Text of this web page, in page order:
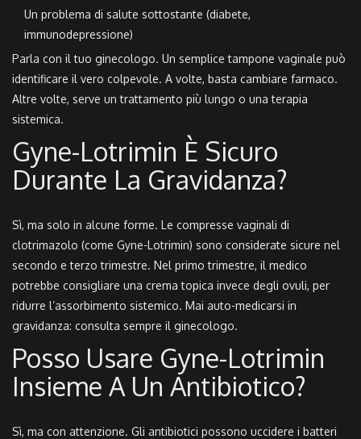
Un problema di salute sottostante (diabete,
immunodepressione)
Parla con il tuo ginecologo. Un semplice tampone vaginale può
identificare il vero colpevole. A volte, basta cambiare farmaco.
Altre volte, serve un trattamento più lungo o una terapia
sistemica.
Gyne-Lotrimin È Sicuro
Durante La Gravidanza?
Sì, ma solo in alcune forme. Le compresse vaginali di
clotrimazolo (come Gyne-Lotrimin) sono considerate sicure nel
secondo e terzo trimestre. Nel primo trimestre, il medico
potrebbe consigliare una crema topica invece degli ovuli, per
ridurre l’assorbimento sistemico. Mai auto-medicarsi in
gravidanza: consulta sempre il ginecologo.
Posso Usare Gyne-Lotrimin
Insieme A Un Antibiotico?
Sì, ma con attenzione. Gli antibiotici possono uccidere i batteri